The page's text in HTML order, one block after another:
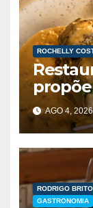
ROCHELLY
doAGO 4, 2026
RODRIGO BRITO
GASTRONOMIA